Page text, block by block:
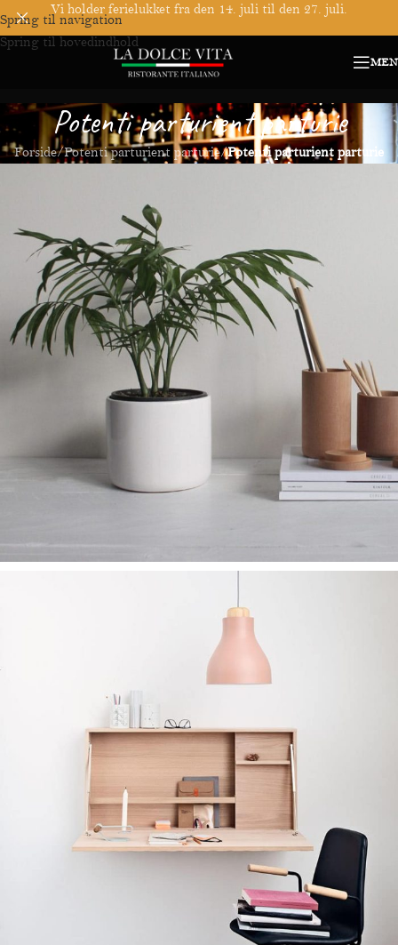
Spring til navigation
Spring til hovedindhold
Vi holder ferielukket fra den 14. juli til den 27. juli.
Potenti parturient parturie
Forside/Potenti parturient parturie/Potenti parturient parturie